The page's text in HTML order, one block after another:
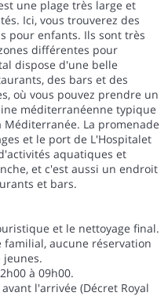
une plage très large et
Ici, vous trouverez des
pour enfants. Ils sont très
différentes pour
dispose d'une belle
des bars et des
où vous pouvez prendre un
méditerranéenne typique
Méditerranée. La promenade
et le port de L'Hospitalet
aquatiques et
et c'est aussi un endroit
et bars.
et le nettoyage final.
familial, aucune réservation
jeunes.
à 09h00.
l'arrivée (Décret Royal